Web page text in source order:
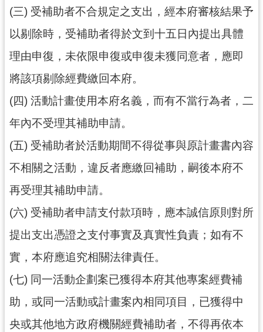
(三) 受補助者不合規定之支出，經本府審核結果予
以剔除時，受補助者得於文到十五日內提出具體
理由申復，未依限申復或申復未獲同意者，應即
將該項剔除經費繳回本府。
(四) 活動計畫使用本府名義，而有不當行為者，二
年內不受理其補助申請。
(五) 受補助者於活動期間不得從事與原計畫書內容
不相關之活動，違反者應繳回補助，嗣後本府不
再受理其補助申請。
(六) 受補助者申請支付款項時，應本誠信原則對所
提出支出憑證之支付事實及真實性負責；如有不
實，本府應追究相關法律責任。
(七) 同一活動企劃案已獲得本府其他專案經費補
助，或同一活動或計畫案內相同項目，已獲得中
央或其他地方政府機關經費補助者，不得再依本